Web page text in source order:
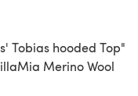
Tobias hooded Top"
Merino Wool